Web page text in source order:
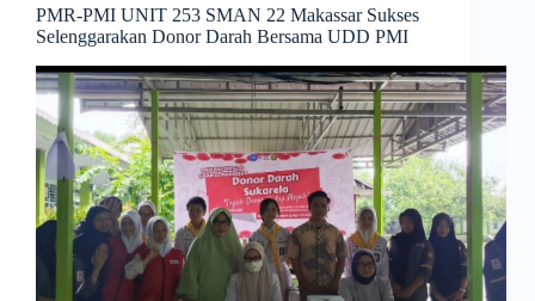
PMR-PMI UNIT 253 SMAN 22 Makassar Sukses
Selenggarakan Donor Darah Bersama UDD PMI